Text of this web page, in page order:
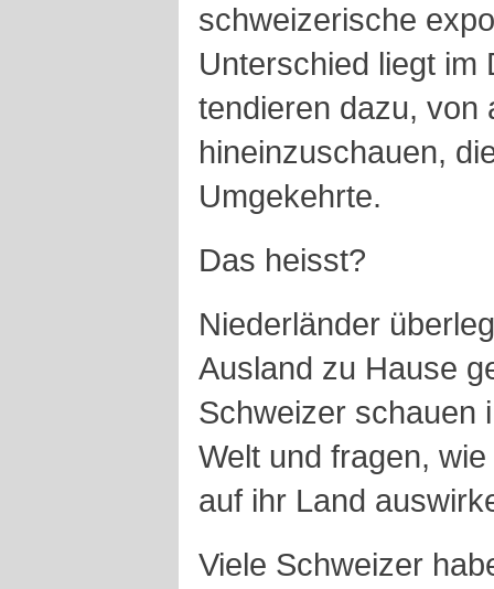
schweizerische
Unterschied liegt im
tendieren dazu, von
hineinzuschauen,
Umgekehrte.
Das heisst?
Niederländer
Ausland zu Hause
Schweizer schauen
Welt und fragen,
auf ihr Land
Viele Schweizer